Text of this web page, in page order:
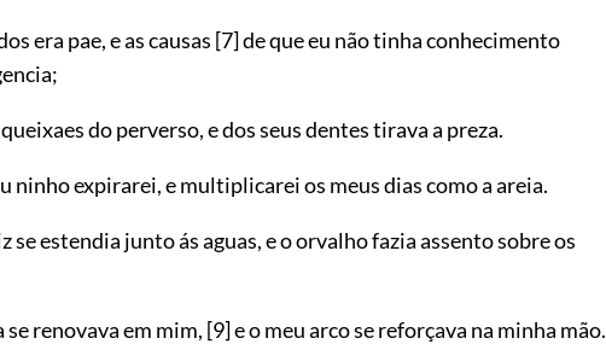
era pae, e as causas [7]de que eu não tinha conhecimento
do perverso, e dos seus dentes tirava a preza.
ninho expirarei, e multiplicarei os meus dias como a areia.
se estendia junto ás aguas, e o orvalho fazia assento sobre os
renovava em mim, [9]e o meu arco se reforçava na minha mão.